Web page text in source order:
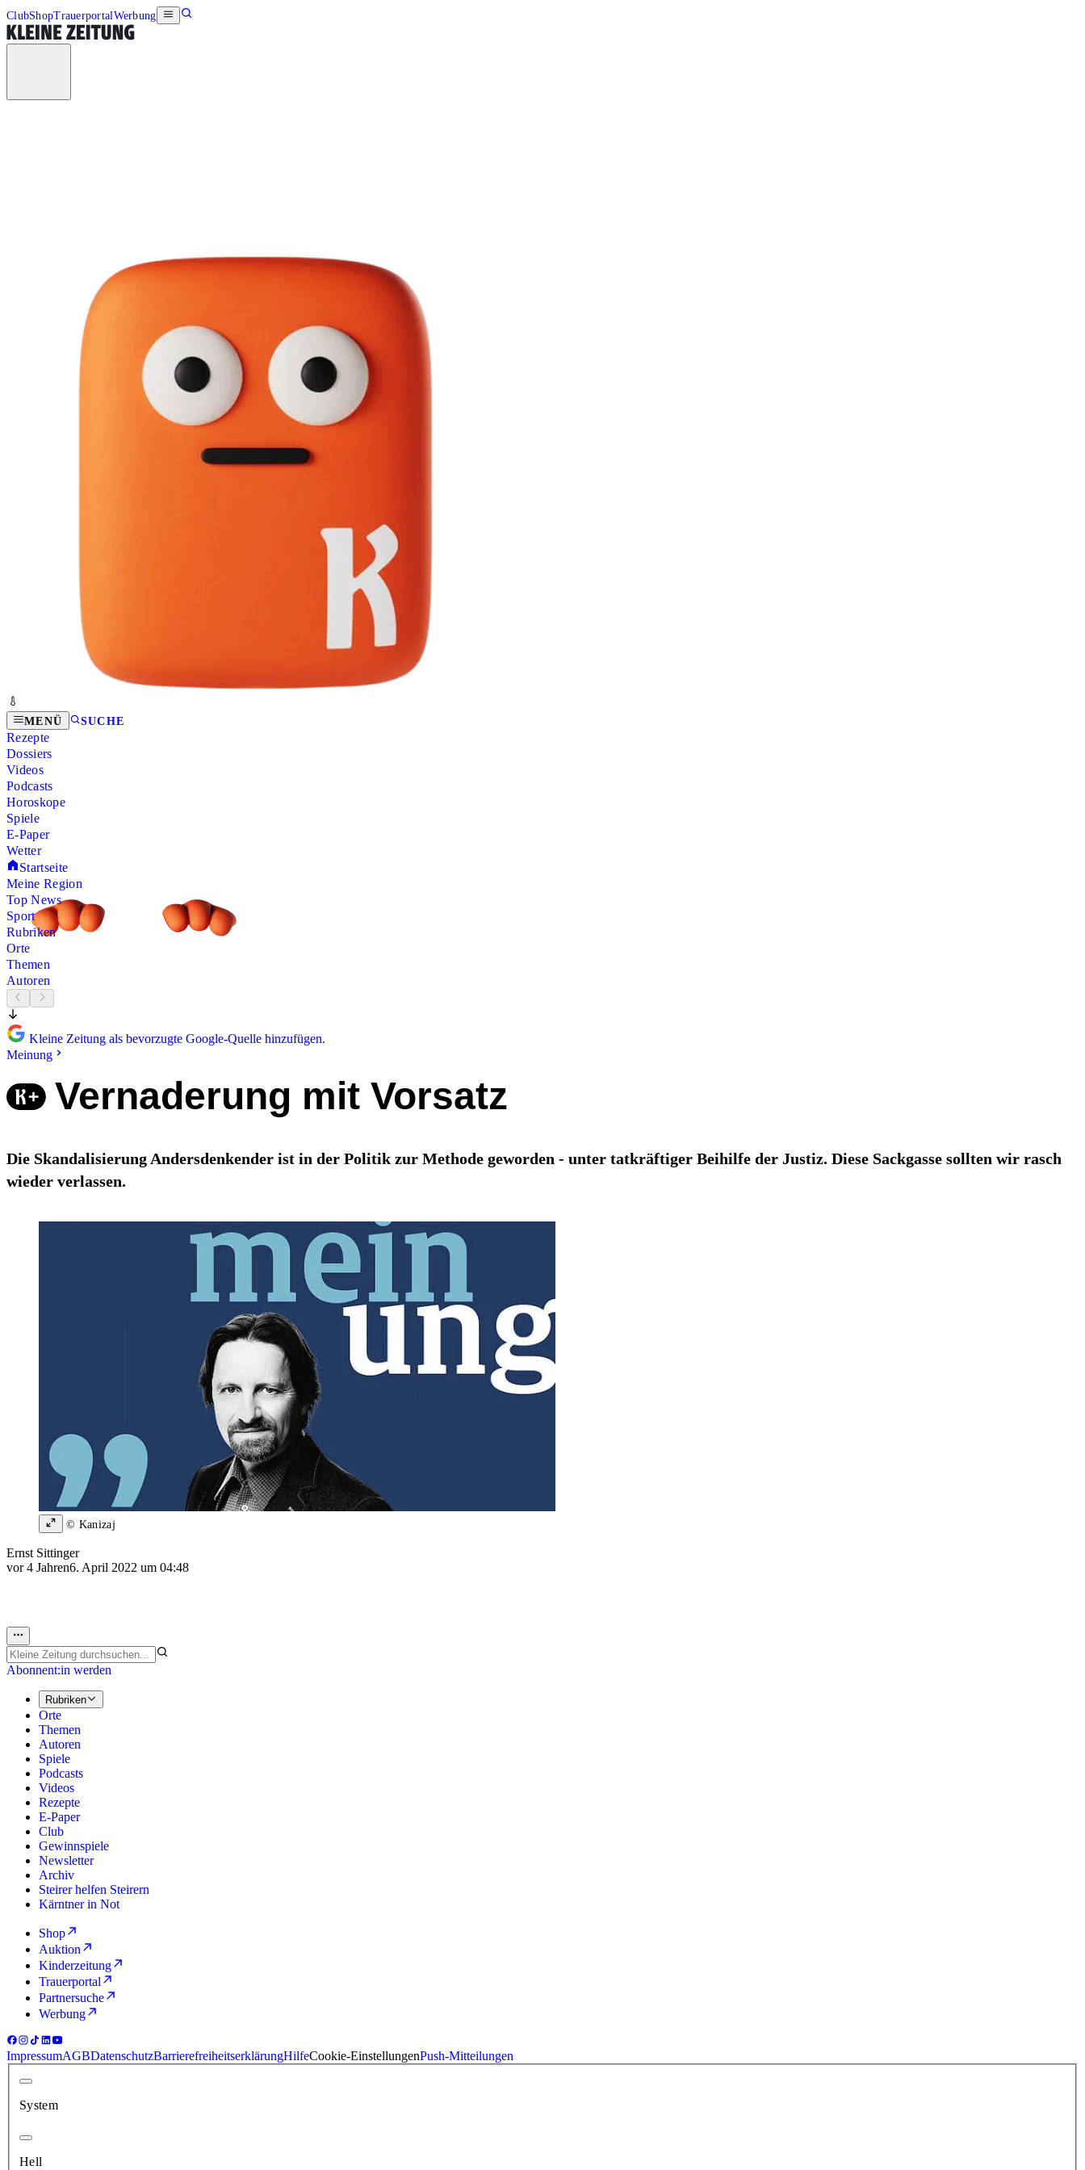
ClubShopTrauerportalWerbung
MENÜ SUCHE
Rezepte
Dossiers
Videos
Podcasts
Horoskope
Spiele
E-Paper
Wetter
Startseite
Meine Region
Top News
Sport
Rubriken
Orte
Themen
Autoren
Kleine Zeitung als bevorzugte Google-Quelle hinzufügen.
Meinung
Vernaderung mit Vorsatz
Die Skandalisierung Andersdenkender ist in der Politik zur Methode geworden - unter tatkräftiger Beihilfe der Justiz. Diese Sackgasse sollten wir rasch
wieder verlassen.
© Kanizaj
Ernst Sittinger
vor 4 Jahren6. April 2022 um 04:48
Abonnent:in werden
Rubriken
Orte
Themen
Autoren
Spiele
Podcasts
Videos
Rezepte
E-Paper
Club
Gewinnspiele
Newsletter
Archiv
Steirer helfen Steirern
Kärntner in Not
Shop
Auktion
Kinderzeitung
Trauerportal
Partnersuche
Werbung
ImpressumAGBDatenschutzBarrierefreiheitserklärungHilfeCookie-EinstellungenPush-Mitteilungen
System
Hell